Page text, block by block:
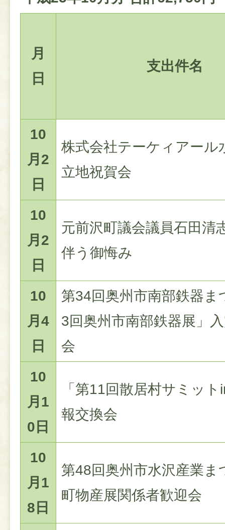
月
日
支出件名
10
月2
日
株式会社テーケィアール
立地祝賀会
10
月2
日
元前沢町議会議員石田清
伴う御悔み
10
月4
日
第34回奥州市南部鉄器ま
3回奥州市南部鉄器展」
会
10
月1
0日
「第11回散居村サミッ
報交換会
10
月1
8日
第48回奥州市水沢産業ま
町物産展関係者歓迎会